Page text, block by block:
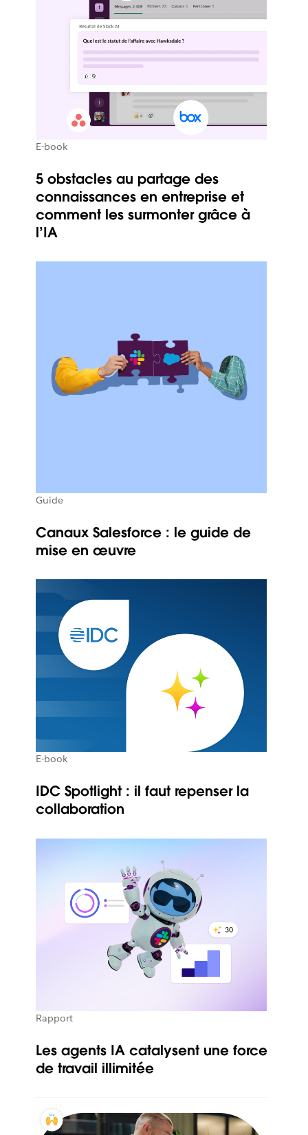
E-book
5 obstacles au partage des
connaissances en entreprise et
comment les surmonter grâce à
l’IA
Guide
Canaux Salesforce : le guide de
mise en œuvre
E-book
IDC Spotlight : il faut repenser la
collaboration
Rapport
Les agents IA catalysent une force
de travail illimitée